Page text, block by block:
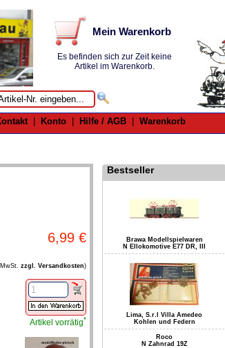
Mein Warenkorb
Es befinden sich zur Zeit keine
Artikel im Warenkorb.
| Konto Hilfe / AGB Warenkorb
6,99 €
zzgl. Versandkosten)
Artikel vorrätig*
Bestseller
Brawa Modellspielwaren
N Ellokomotive E77 DR, III
Lima, S.r.l Villa Amedeo
Kohlen und Federn
Roco
N Zahnrad 19Z